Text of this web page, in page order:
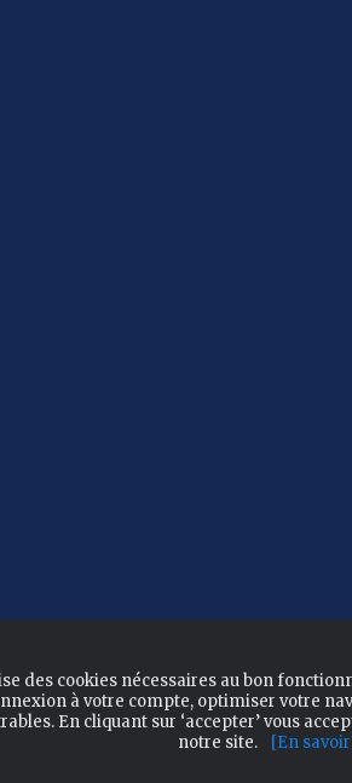
des cookies nécessaires au bon
à votre compte, optimiser votre
En cliquant sur ‘accepter’ vous
notre site.
[En